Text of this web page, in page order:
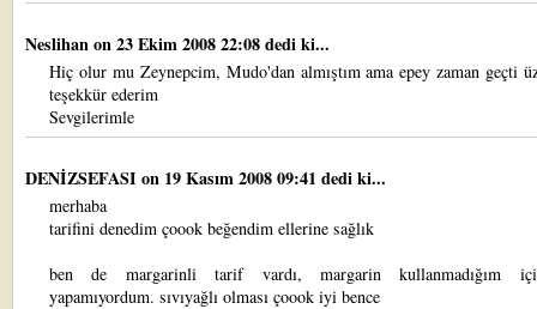
Neslihanon 23 Ekim 2008 22:08 dedi ki...
Hiç olur mu Zeynepcim, Mudo'dan almıştım ama epey zaman geçti
teşekkür ederim
Sevgilerimle
DENİZSEFASI on 19 Kasım 2008 09:41 dedi ki...
merhaba
tarifini denedim çoook beğendim ellerine sağlık
ben de margarinli tarif vardı, margarin kullanmadığım
yapamıyordum. sıvıyağlı olması çoook iyi bence